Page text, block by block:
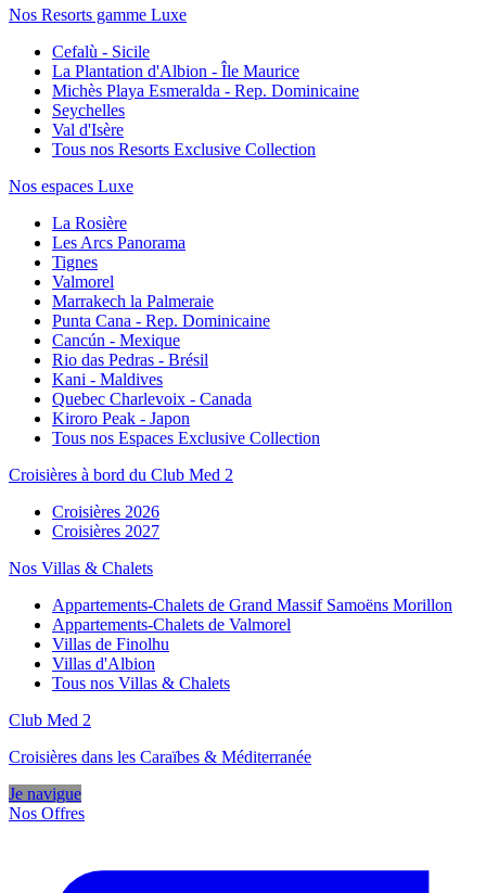
Nos Resorts gamme Luxe
Cefalù - Sicile
La Plantation d'Albion - Île Maurice
Michès Playa Esmeralda - Rep. Dominicaine
Seychelles
Val d'Isère
Tous nos Resorts Exclusive Collection
Nos espaces Luxe
La Rosière
Les Arcs Panorama
Tignes
Valmorel
Marrakech la Palmeraie
Punta Cana - Rep. Dominicaine
Cancún - Mexique
Rio das Pedras - Brésil
Kani - Maldives
Quebec Charlevoix - Canada
Kiroro Peak - Japon
Tous nos Espaces Exclusive Collection
Croisières à bord du Club Med 2
Croisières 2026
Croisières 2027
Nos Villas & Chalets
Appartements-Chalets de Grand Massif Samoëns Morillon
Appartements-Chalets de Valmorel
Villas de Finolhu
Villas d'Albion
Tous nos Villas & Chalets
Club Med 2
Croisières dans les Caraïbes & Méditerranée
Je navigue
Nos Offres